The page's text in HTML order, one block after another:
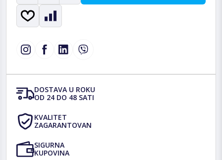
DOSTAVA U ROKU
OD 24 DO 48 SATI
KVALITET
ZAGARANTOVAN
SIGURNA
KUPOVINA